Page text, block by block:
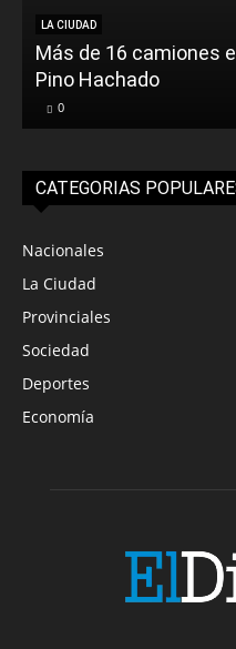
LA CIUDAD
Más de 16 camiones
Pino Hachado
0
CATEGORIAS
Nacionales
La Ciudad
Provinciales
Sociedad
Deportes
Economía